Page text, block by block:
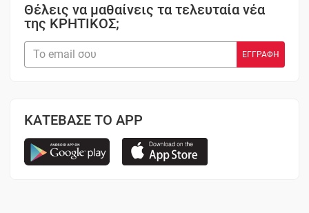
Θέλεις να μαθαίνεις τα τελευταία νέα
της ΚΡΗΤΙΚΟΣ;
ΚΑΤΕΒΑΣΕ ΤΟ APP